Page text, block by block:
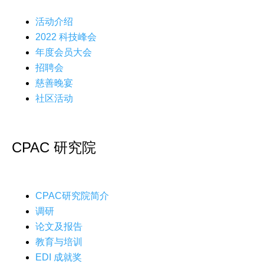
活动介绍
2022 科技峰会
年度会员大会
招聘会
慈善晚宴
社区活动
CPAC 研究院
CPAC研究院简介
调研
论文及报告
教育与培训
EDI 成就奖